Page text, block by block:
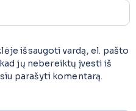
išsaugoti vardą, el. pašto
jų nebereiktų įvesti iš
parašyti komentarą.